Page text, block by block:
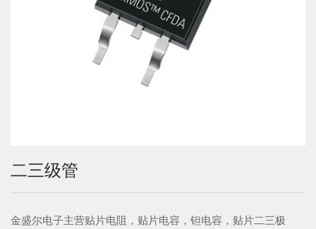
二三级管
金盛尔电子主营贴片电阻，贴片电容，钽电容，贴片二三极